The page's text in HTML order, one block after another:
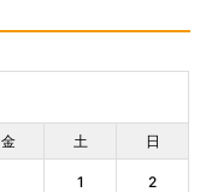
金 土 日
1 2